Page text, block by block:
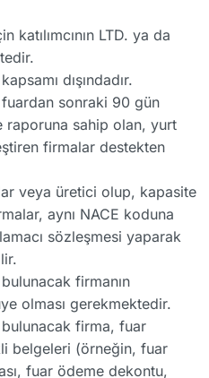
katılımcının LTD. ya da
dışındadır.
sonraki 90 gün
raporuna sahip olan, yurt
firmalar destekten
veya üretici olup, kapasite
aynı NACE koduna
sözleşmesi yaparak
firmanın
olması gerekmektedir.
firma, fuar
belgeleri (örneğin, fuar
fuar ödeme dekontu,